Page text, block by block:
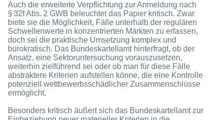
Auch die erweiterte Verpflichtung zur Anmeldung nach
§ 32f Abs. 2 GWB beleuchtet das Papier kritisch. Zwar
biete sie die Möglichkeit, Fälle unterhalb der regulären
Schwellenwerte in konzentrierten Märkten zu erfassen,
doch sei die praktische Umsetzung komplex und
bürokratisch. Das Bundeskartellamt hinterfragt, ob der
Ansatz, eine Sektoruntersuchung vorauszusetzen,
weiterhin zielführend sei oder ob man für diese Fälle
abstraktere Kriterien aufstellen könne, die eine Kontrolle
potenziell wettbewerbsschädlicher Zusammenschlüsse
ermöglicht.
Besonders kritisch äußert sich das Bundeskartellamt zur